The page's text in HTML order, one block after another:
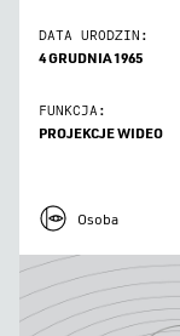
DATA URODZIN:
4 GRUDNIA 1965
FUNKCJA:
PROJEKCJE WIDEO
Osoba